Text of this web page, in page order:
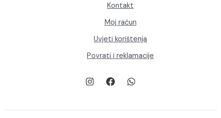
Kontakt
Moj račun
Uvjeti korištenja
Povrati i reklamacije